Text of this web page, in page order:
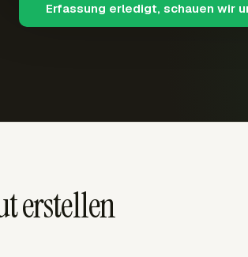
Erfassung erledigt, schauen wir
erstellen